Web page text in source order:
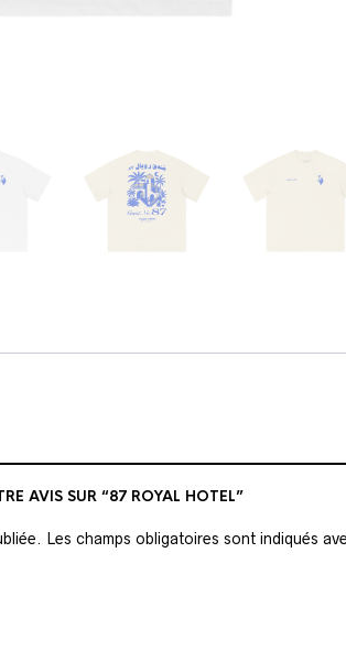
AVIS SUR “87 ROYAL HOTEL”
Les champs obligatoires sont indiqués